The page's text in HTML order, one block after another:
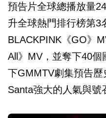
預告片全球總播放量
升全球熱門排行榜第3
BLACKPINK《GO》
All》MV，並奪下40個
下GMMTV劇集預告
Santa強大的人氣與號